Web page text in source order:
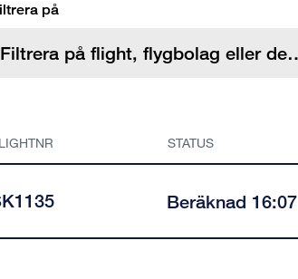
på
STATUS
Beräknad 16:07